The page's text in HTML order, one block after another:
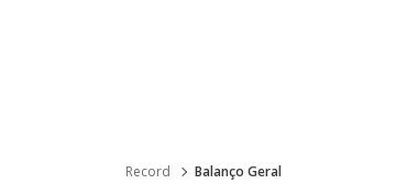
Record Balanço Geral